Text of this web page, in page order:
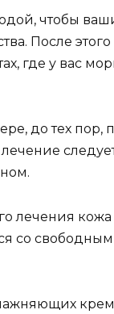
чтобы
После
где у вас
до тех пор,
лечения кожа
со